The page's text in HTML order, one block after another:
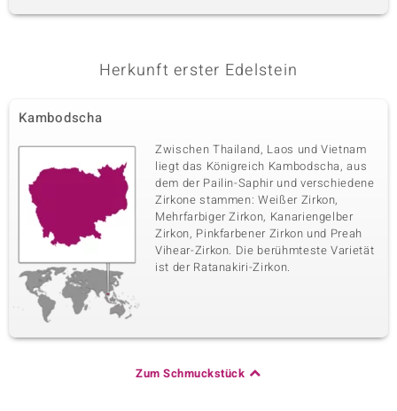
Herkunft erster Edelstein
Kambodscha
Zwischen Thailand, Laos und Vietnam
liegt das Königreich Kambodscha, aus
dem der Pailin-Saphir und verschiedene
Zirkone stammen: Weißer Zirkon,
Mehrfarbiger Zirkon, Kanariengelber
Zirkon, Pinkfarbener Zirkon und Preah
Vihear-Zirkon. Die berühmteste Varietät
ist der Ratanakiri-Zirkon.
Zum Schmuckstück